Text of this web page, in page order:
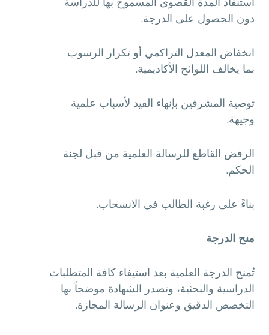
دون الحصول على الدرجة.
انخفاض المعدل التراكمي أو تكرار الرسوب
بما يخالف اللوائح الأكاديمية.
توصية المشرفين بإنهاء القيد لأسباب علمية
وجيهة.
الرفض القاطع للرسالة العلمية من قبل لجنة
الحكم.
بناءً على رغبة الطالب في الانسحاب.
منح الدرجة
تُمنح الدرجة العلمية بعد استيفاء كافة المتطلبات
الدراسية والبحثية، وتصدر الشهادة موضحاً بها
التخصص الدقيق وعنوان الرسالة المجازة.